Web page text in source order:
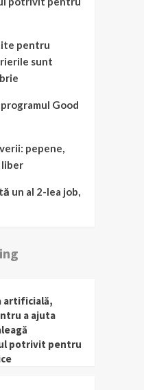
pentru
sunt
Good
pepene,
liber
un al 2-lea job,
artificială,
a ajuta
potrivit pentru